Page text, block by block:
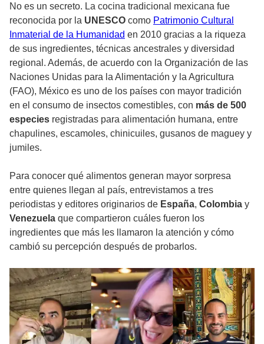
No es un secreto. La cocina tradicional mexicana fue
reconocida por la UNESCO como Patrimonio Cultural
Inmaterial de la Humanidad en 2010 gracias a la riqueza
de sus ingredientes, técnicas ancestrales y diversidad
regional. Además, de acuerdo con la Organización de las
Naciones Unidas para la Alimentación y la Agricultura
(FAO), México es uno de los países con mayor tradición
en el consumo de insectos comestibles, con más de 500
especies registradas para alimentación humana, entre
chapulines, escamoles, chinicuiles, gusanos de maguey y
jumiles.
Para conocer qué alimentos generan mayor sorpresa
entre quienes llegan al país, entrevistamos a tres
periodistas y editores originarios de España, Colombia y
Venezuela que compartieron cuáles fueron los
ingredientes que más les llamaron la atención y cómo
cambió su percepción después de probarlos.